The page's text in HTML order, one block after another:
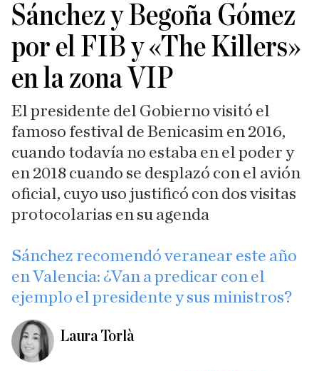
Sánchez y Begoña Gómez
por el FIB y «The Killers»
en la zona VIP
El presidente del Gobierno visitó el
famoso festival de Benicasim en 2016,
cuando todavía no estaba en el poder y
en 2018 cuando se desplazó con el avión
oficial, cuyo uso justificó con dos visitas
protocolarias en su agenda
​Sánchez recomendó veranear este año
en Valencia: ¿Van a predicar con el
ejemplo el presidente y sus ministros?
Laura Torlà